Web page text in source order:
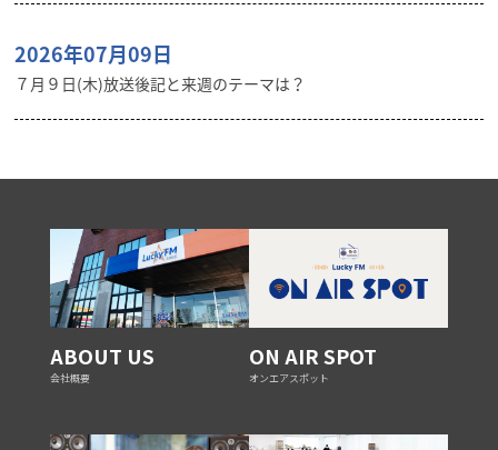
2026年07月09日
７月９日(木)放送後記と来週のテーマは？
ABOUT US
会社概要
ON AIR SPOT
オンエアスポット